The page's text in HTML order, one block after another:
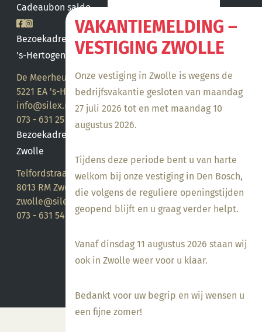
VAKANTIEMELDING –
VESTIGING ZWOLLE
Onze vestiging in Zwolle is wegens de
bedrijfsvakantie gesloten van maandag
27 juli 2026 tot en met maandag 10
augustus 2026.
Tijdens deze periode bent u van harte
welkom bij onze vestiging in Den Bosch,
die volgens de reguliere openingstijden
geopend blijft en u graag verder helpt.
Vanaf dinsdag 11 augustus 2026 staan wij
ook in Zwolle weer voor u klaar.
Bedankt voor uw begrip en wij wensen u
een fijne zomer!
Cadeaubon saldo
Bezoekadres
's-Hertogenbosch
De Meerheuvel 21
5221 EA 's-Hertogenbosch
info@silex.nl
073 - 631 25 28
Bezoekadres
Zwolle
Telfordstraat 14
8013 RM Zwolle
zwolle@silex.nl
073 - 631 54 05